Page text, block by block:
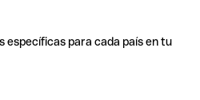
específicas para cada país en tu